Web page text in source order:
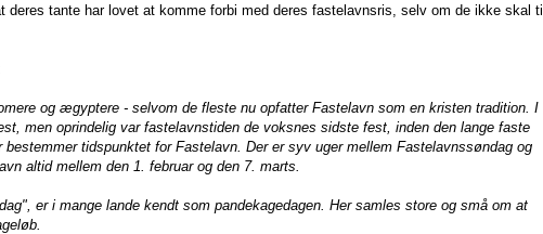
deres tante har lovet at komme forbi med deres fastelavnsris, selv om de ikke skal til
og ægyptere - selvom de fleste nu opfatter Fastelavn som en kristen tradition. I
men oprindelig var fastelavnstiden de voksnes sidste fest, inden den lange faste
tidspunktet for Fastelavn. Der er syv uger mellem Fastelavnssøndag og
altid mellem den 1. februar og den 7. marts.
er i mange lande kendt som pandekagedagen. Her samles store og små om at